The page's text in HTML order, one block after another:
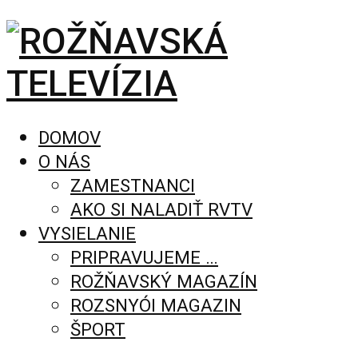
DOMOV
O NÁS
ZAMESTNANCI
AKO SI NALADIŤ RVTV
VYSIELANIE
PRIPRAVUJEME …
ROŽŇAVSKÝ MAGAZÍN
ROZSNYÓI MAGAZIN
ŠPORT